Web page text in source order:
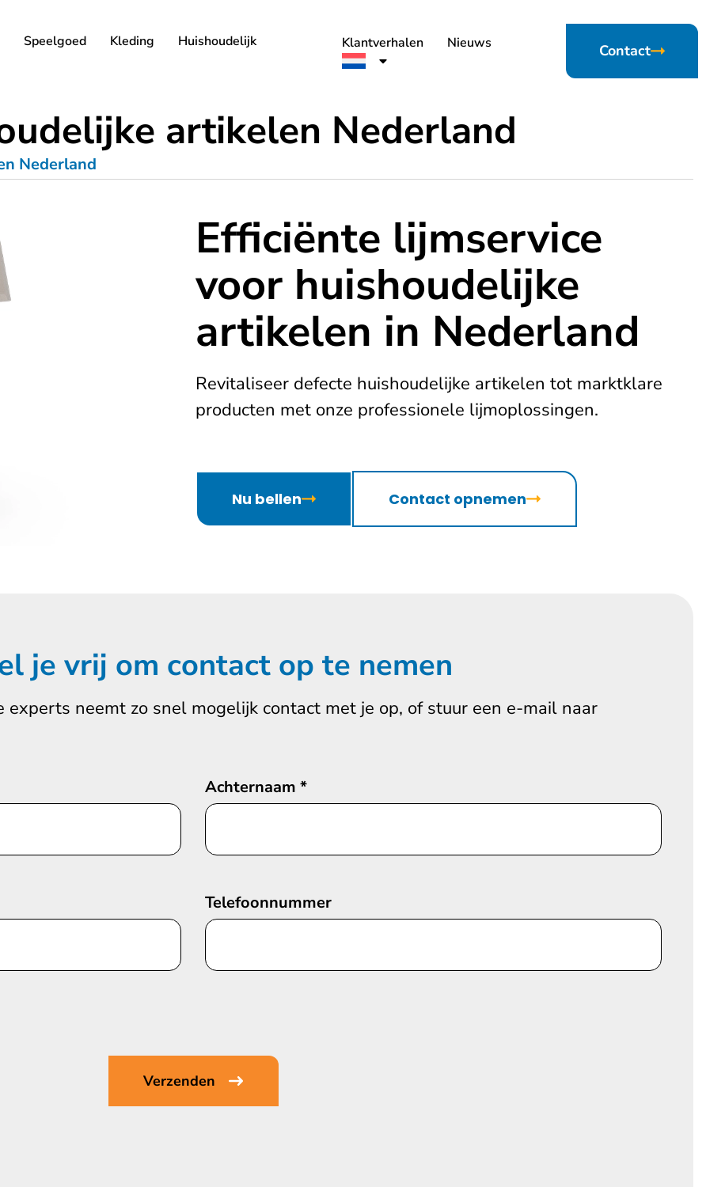
Speelgoed Kleding
Huishoudelijk
Klantverhalen Nieuws Contact
artikelen Nederland
Nederland
Efficiënte lijmservice
voor huishoudelijke
artikelen in Nederland
Revitaliseer defecte huishoudelijke artikelen tot marktklare
producten met onze professionele lijmoplossingen.
Nu bellen Contact opnemen
je vrij om contact op te nemen
neemt zo snel mogelijk contact met je op, of stuur een e-mail naar
Achternaam *
Telefoonnummer